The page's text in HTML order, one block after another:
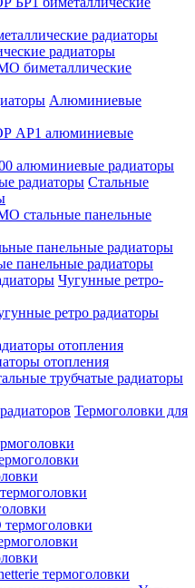
радиаторы
радиаторы
биметаллические
Алюминиевые
АР1 алюминиевые
алюминиевые радиаторы
Стальные
стальные панельные
панельные радиаторы
панельные радиаторы
Чугунные ретро-
ретро радиаторы
отопления
трубчатые радиаторы
Термоголовки для
термоголовки